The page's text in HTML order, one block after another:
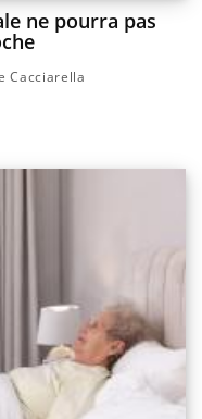
ne pourra pas
Cacciarella